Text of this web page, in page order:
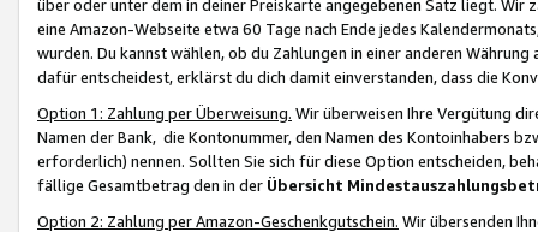
über oder unter dem in deiner Preiskarte angegebenen Satz liegt.
eine Amazon-Webseite etwa 60 Tage nach Ende jedes
wurden. Du kannst wählen, ob du Zahlungen in einer anderen
dafür entscheidest, erklärst du dich damit einverstanden, dass die
Option 1: Zahlung per Überweisung. Wir überweisen Ihre Vergütung
Namen der Bank, die Kontonummer, den Namen des Kontoinhabers
erforderlich) nennen. Sollten Sie sich für diese Option entscheiden,
fällige Gesamtbetrag den in der Übersicht
Option 2: Zahlung per Amazon-Geschenkgutschein. Wir übersenden